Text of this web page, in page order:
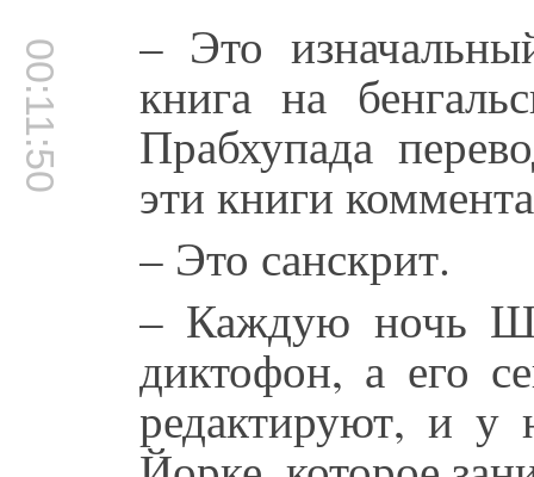
00:11:50 – Это
книга на
Прабхупада
эти книги
– Это санскрит.
– Каждую ночь
диктофон, а его
редактируют, и у